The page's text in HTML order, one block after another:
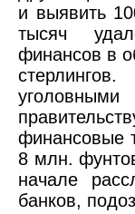
и выявить
тысяч
финансов в
финансовые
8 млн.
начале
банков,